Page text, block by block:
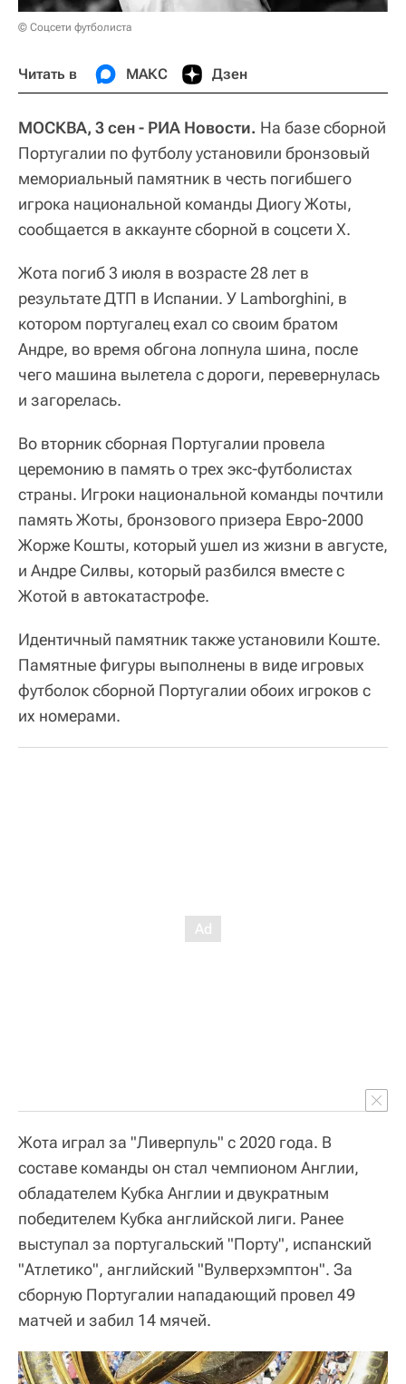
© Соцсети футболиста
Читать в МАКС Дзен
МОСКВА, 3 сен - РИА Новости. На базе сборной
Португалии по футболу установили бронзовый
мемориальный памятник в честь погибшего
игрока национальной команды Диогу Жоты,
сообщается в аккаунте сборной в соцсети Х.
Жота погиб 3 июля в возрасте 28 лет в
результате ДТП в Испании. У Lamborghini, в
котором португалец ехал со своим братом
Андре, во время обгона лопнула шина, после
чего машина вылетела с дороги, перевернулась
и загорелась.
Во вторник сборная Португалии провела
церемонию в память о трех экс-футболистах
страны. Игроки национальной команды почтили
память Жоты, бронзового призера Евро-2000
Жорже Кошты, который ушел из жизни в августе,
и Андре Силвы, который разбился вместе с
Жотой в автокатастрофе.
Идентичный памятник также установили Коште.
Памятные фигуры выполнены в виде игровых
футболок сборной Португалии обоих игроков с
их номерами.
Жота играл за "Ливерпуль" с 2020 года. В
составе команды он стал чемпионом Англии,
обладателем Кубка Англии и двукратным
победителем Кубка английской лиги. Ранее
выступал за португальский "Порту", испанский
"Атлетико", английский "Вулверхэмптон". За
сборную Португалии нападающий провел 49
матчей и забил 14 мячей.